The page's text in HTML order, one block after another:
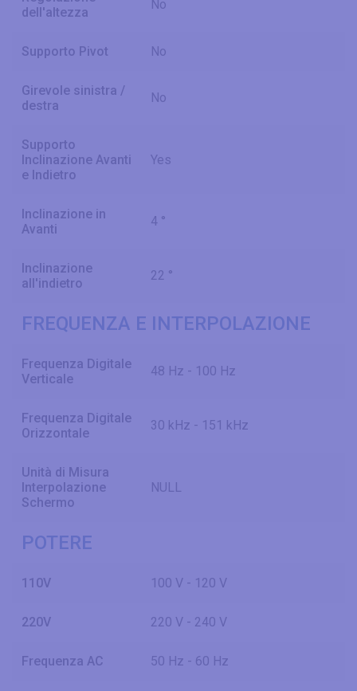
dell'altezza
No
Supporto Pivot No
Girevole sinistra /
destra
No
Supporto
Inclinazione Avanti
e Indietro
Yes
Inclinazione in
Avanti
4 °
Inclinazione
all'indietro
22 °
FREQUENZA E INTERPOLAZIONE
Frequenza Digitale
Verticale
48 Hz - 100 Hz
Frequenza Digitale
Orizzontale
30 kHz - 151 kHz
Unità di Misura
Interpolazione
Schermo
NULL
POTERE
110V 100 V - 120 V
220V 220 V - 240 V
Frequenza AC 50 Hz - 60 Hz